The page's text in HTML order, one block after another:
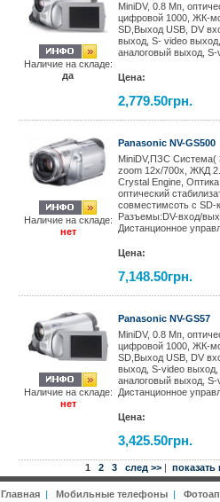
Наличие на складе:
да
MiniDV, 0.8 Мп,
цифровой 1000, ЖК-
SD,Выход USB, DV
выход, S- video выход,
аналоговый выход, S-
Цена:
2,779.50грн.
Наличие на складе:
нет
Panasonic NV-GS500
MiniDV,ПЗС Система(
zoom 12x/700x, ЖКД
Crystal Engine,
оптический
совместимсоть с SD-
Разъемы:DV-вход/
Дистанционное
Цена:
7,148.50грн.
Наличие на складе:
нет
Panasonic NV-GS57
MiniDV, 0.8 Мп,
цифровой 1000, ЖК-
SD,Выход USB, DV
выход, S-video выход,
аналоговый выход, S-
Дистанционное
Цена:
3,425.50грн.
1 2 3 след >> | показать
Главная| Мобильные телефоны|